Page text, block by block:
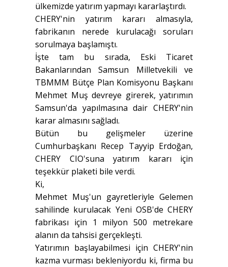
ülkemizde yatırım yapmayı kararlaştırdı.
CHERY'nin yatırım kararı almasıyla,
fabrikanın nerede kurulacağı soruları
sorulmaya başlamıştı.
İşte tam bu sırada, Eski Ticaret
Bakanlarından Samsun Milletvekili ve
TBMMM Bütçe Plan Komisyonu Başkanı
Mehmet Muş devreye girerek, yatırımın
Samsun'da yapılmasına dair CHERY'nin
karar almasını sağladı.
Bütün bu gelişmeler üzerine
Cumhurbaşkanı Recep Tayyip Erdoğan,
CHERY CIO'suna yatırım kararı için
teşekkür plaketi bile verdi.
Ki,
Mehmet Muş'un gayretleriyle Gelemen
sahilinde kurulacak Yeni OSB'de CHERY
fabrikası için 1 milyon 500 metrekare
alanın da tahsisi gerçekleşti.
Yatırımın başlayabilmesi için CHERY'nin
kazma vurması bekleniyordu ki, firma bu